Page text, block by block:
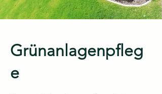
Grünanlagenpfleg
e